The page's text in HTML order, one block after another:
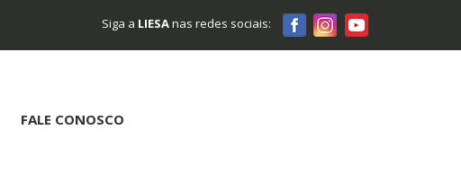
Siga a LIESAnas redes sociais:
FALE CONOSCO